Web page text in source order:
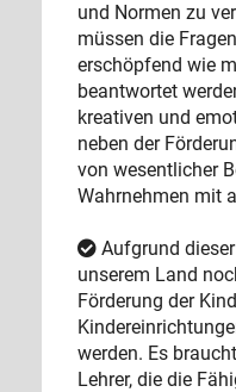
und Normen zu
müssen die
erschöpfend wie
beantwortet
kreativen und
neben der
von wesentlicher
Wahrnehmen mit
Aufgrund
unserem Land
Förderung der
werden. Es
Lehrer, die die